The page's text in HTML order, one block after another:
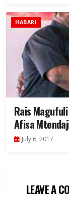
HABARI
Rais
Afisa
July 6, 2017
LEAVE A